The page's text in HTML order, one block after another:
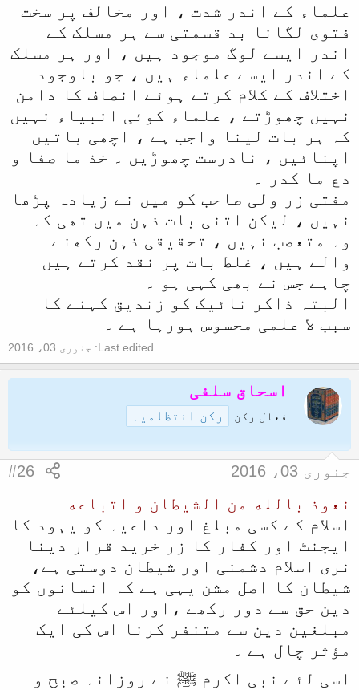
علماء کے اندر شدت ، اور مخالف پر سخت
فتوی لگانا بد قسمتی سے ہر مسلک کے
اندر ایسے لوگ موجود ہیں ، اور ہر مسلک
کے اندر ایسے علماء ہیں ، جو باوجود
اختلاف کے کلام کرتے ہوئے انصاف کا دامن
نہیں چھوڑتے ، علماء کوئی انبیاء نہیں
کہ ہر بات لینا واجب ہے ، اچھی باتیں
اپنائیں ، نادرست چھوڑیں ۔ خذ ما صفا و
دع ما کدر ۔
مفتی زر ولی صاحب کو میں نے زیادہ پڑھا
نہیں ، لیکن اتنی بات ذہن میں تھی کہ
وہ متعصب نہیں ، تحقیقی ذہن رکھنے
والے ہیں ، غلط بات پر نقد کرتے ہیں
چاہے جس نے بھی کہی ہو ۔
البتہ ذاکر نائیک کو زندیق کہنے کا
سبب لا علمی محسوس ہورہا ہے ۔
Last edited: جنوری 03، 2016
اسحاق سلفی
فعال رکن رکن انتظامیہ
جنوری 03، 2016 #26
نعوذ بالله من الشيطان و اتباعه
اسلام کے کسی مبلغ اور داعیہ کو یہود کا
ایجنٹ اور کفار کا زر خرید قرار دینا
نری اسلام دشمنی اور شیطان دوستی ہے،
شیطان کا اصل مشن یہی ہے کہ انسانوں کو
دین حق سے دور رکھے ،اور اس کیلئے
مبلغین دین سے متنفر کرنا اس کی ایک
مؤثر چال ہے ۔
اسی لئے نبی اکرم ﷺ نے روزانہ صبح و